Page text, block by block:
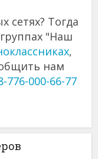
сетях? Тогда
"Наш
,
нам
776-000-66-77